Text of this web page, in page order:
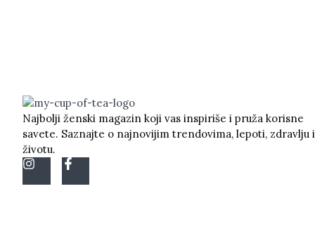
Najbolji ženski magazin koji vas inspiriše i pruža korisne
savete. Saznajte o najnovijim trendovima, lepoti, zdravlju i
životu.